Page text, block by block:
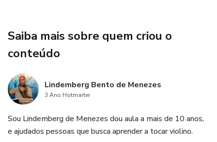
O evangelismo digital também pode ser usado de forma
errada. Por exemplo, o evangelismo digital pode ser usado
cristianismo. Isso pode levar as pessoas a se afastarem da
fé ou a desenvolverem uma visão distorcida do
cristianismo.
O evangelismo digital também pode ser usado para
manipular ou coagir as pessoas a se converterem ao
Saiba mais sobre quem criou o
conteúdo
Lindemberg Bento de Menezes
3 Ano Hotmarter
Sou Lindemberg de Menezes dou aula a mais de 10 anos,
e ajudados pessoas que busca aprender a tocar violino.